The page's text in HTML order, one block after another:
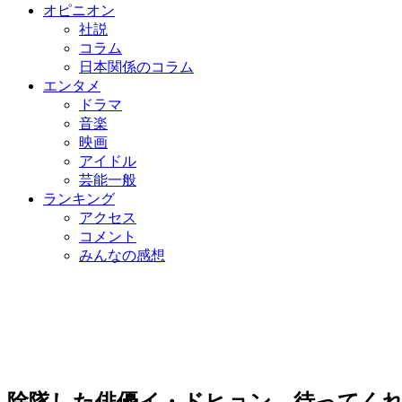
オピニオン
社説
コラム
日本関係のコラム
エンタメ
ドラマ
音楽
映画
アイドル
芸能一般
ランキング
アクセス
コメント
みんなの感想